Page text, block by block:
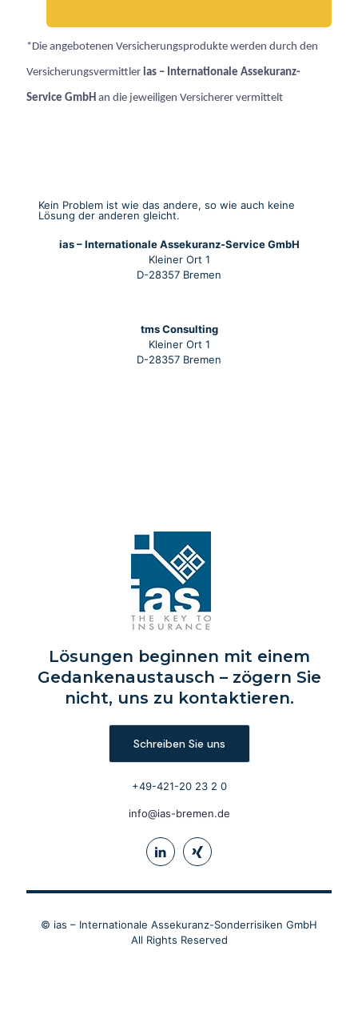
*Die angebotenen Versicherungsprodukte werden durch den
Versicherungsvermittler ias – Internationale Assekuranz-
Service GmbH an die jeweiligen Versicherer vermittelt
Kein Problem ist wie das andere, so wie auch keine
Lösung der anderen gleicht.
ias – Internationale Assekuranz-Service GmbH
Kleiner Ort 1
D-28357 Bremen
tms Consulting
Kleiner Ort 1
D-28357 Bremen
Lösungen beginnen mit einem
Gedankenaustausch – zögern Sie
nicht, uns zu kontaktieren.
Schreiben Sie uns
+49-421-20 23 2 0
info@ias-bremen.de
© ias – Internationale Assekuranz-Sonderrisiken GmbH
All Rights Reserved